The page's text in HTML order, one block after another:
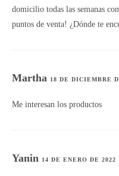
domicilio todas las semanas
puntos de venta! ¿Dónde te
Martha 18 DE DICIEMBRE
Me interesan los productos
Yanin 14 DE ENERO DE 2022